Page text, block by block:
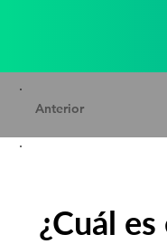
Anterior
¿Cuál